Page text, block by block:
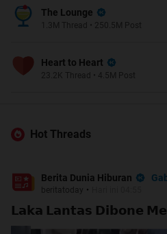
The Lounge
1.3M Thread • 250.5M Post
Heart to Heart
23.2K Thread • 4.5M Post
Hot Threads
Berita Dunia Hiburan
beritatoday •
𝗟𝗮𝗸𝗮 𝗟𝗮𝗻𝘁𝗮𝘀 𝗗𝗶𝗯𝗼𝗻𝗲